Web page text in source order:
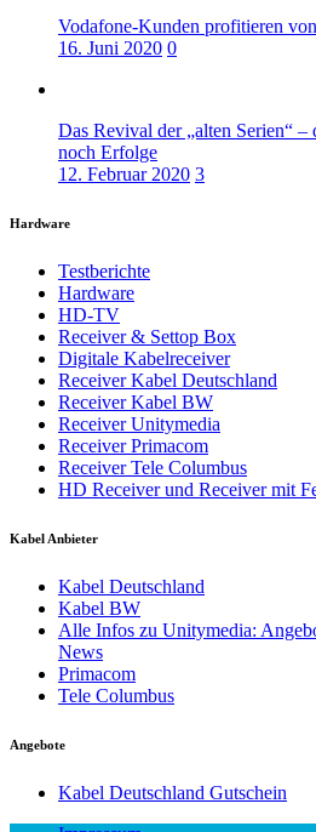
Vodafone-Kunden profitieren
16. Juni 2020 0
Das Revival der „alten Serien“
noch Erfolge
12. Februar 2020 3
Hardware
Testberichte
Hardware
HD-TV
Receiver & Settop Box
Digitale Kabelreceiver
Receiver Kabel Deutschland
Receiver Kabel BW
Receiver Unitymedia
Receiver Primacom
Receiver Tele Columbus
HD Receiver und Receiver mit
Kabel Anbieter
Kabel Deutschland
Kabel BW
Alle Infos zu Unitymedia:
News
Primacom
Tele Columbus
Angebote
Kabel Deutschland Gutschein